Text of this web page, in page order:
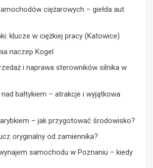
ciężarowych – giełda aut
klucze w ciężkiej pracy (Katowice)
naczep Kogel
i naprawa sterowników silnika w
bałtykiem – atrakcje i wyjątkowa
– jak przygotować środowisko?
oryginalny od zamiennika?
samochodu w Poznaniu – kiedy